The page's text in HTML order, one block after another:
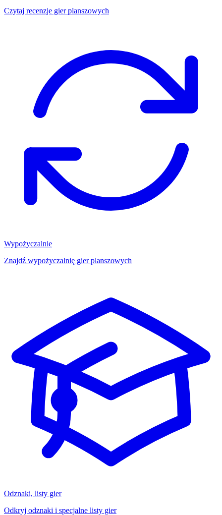
Czytaj recenzje gier planszowych
Wypożyczalnie
Znajdź wypożyczalnię gier planszowych
Odznaki, listy gier
Odkryj odznaki i specjalne listy gier